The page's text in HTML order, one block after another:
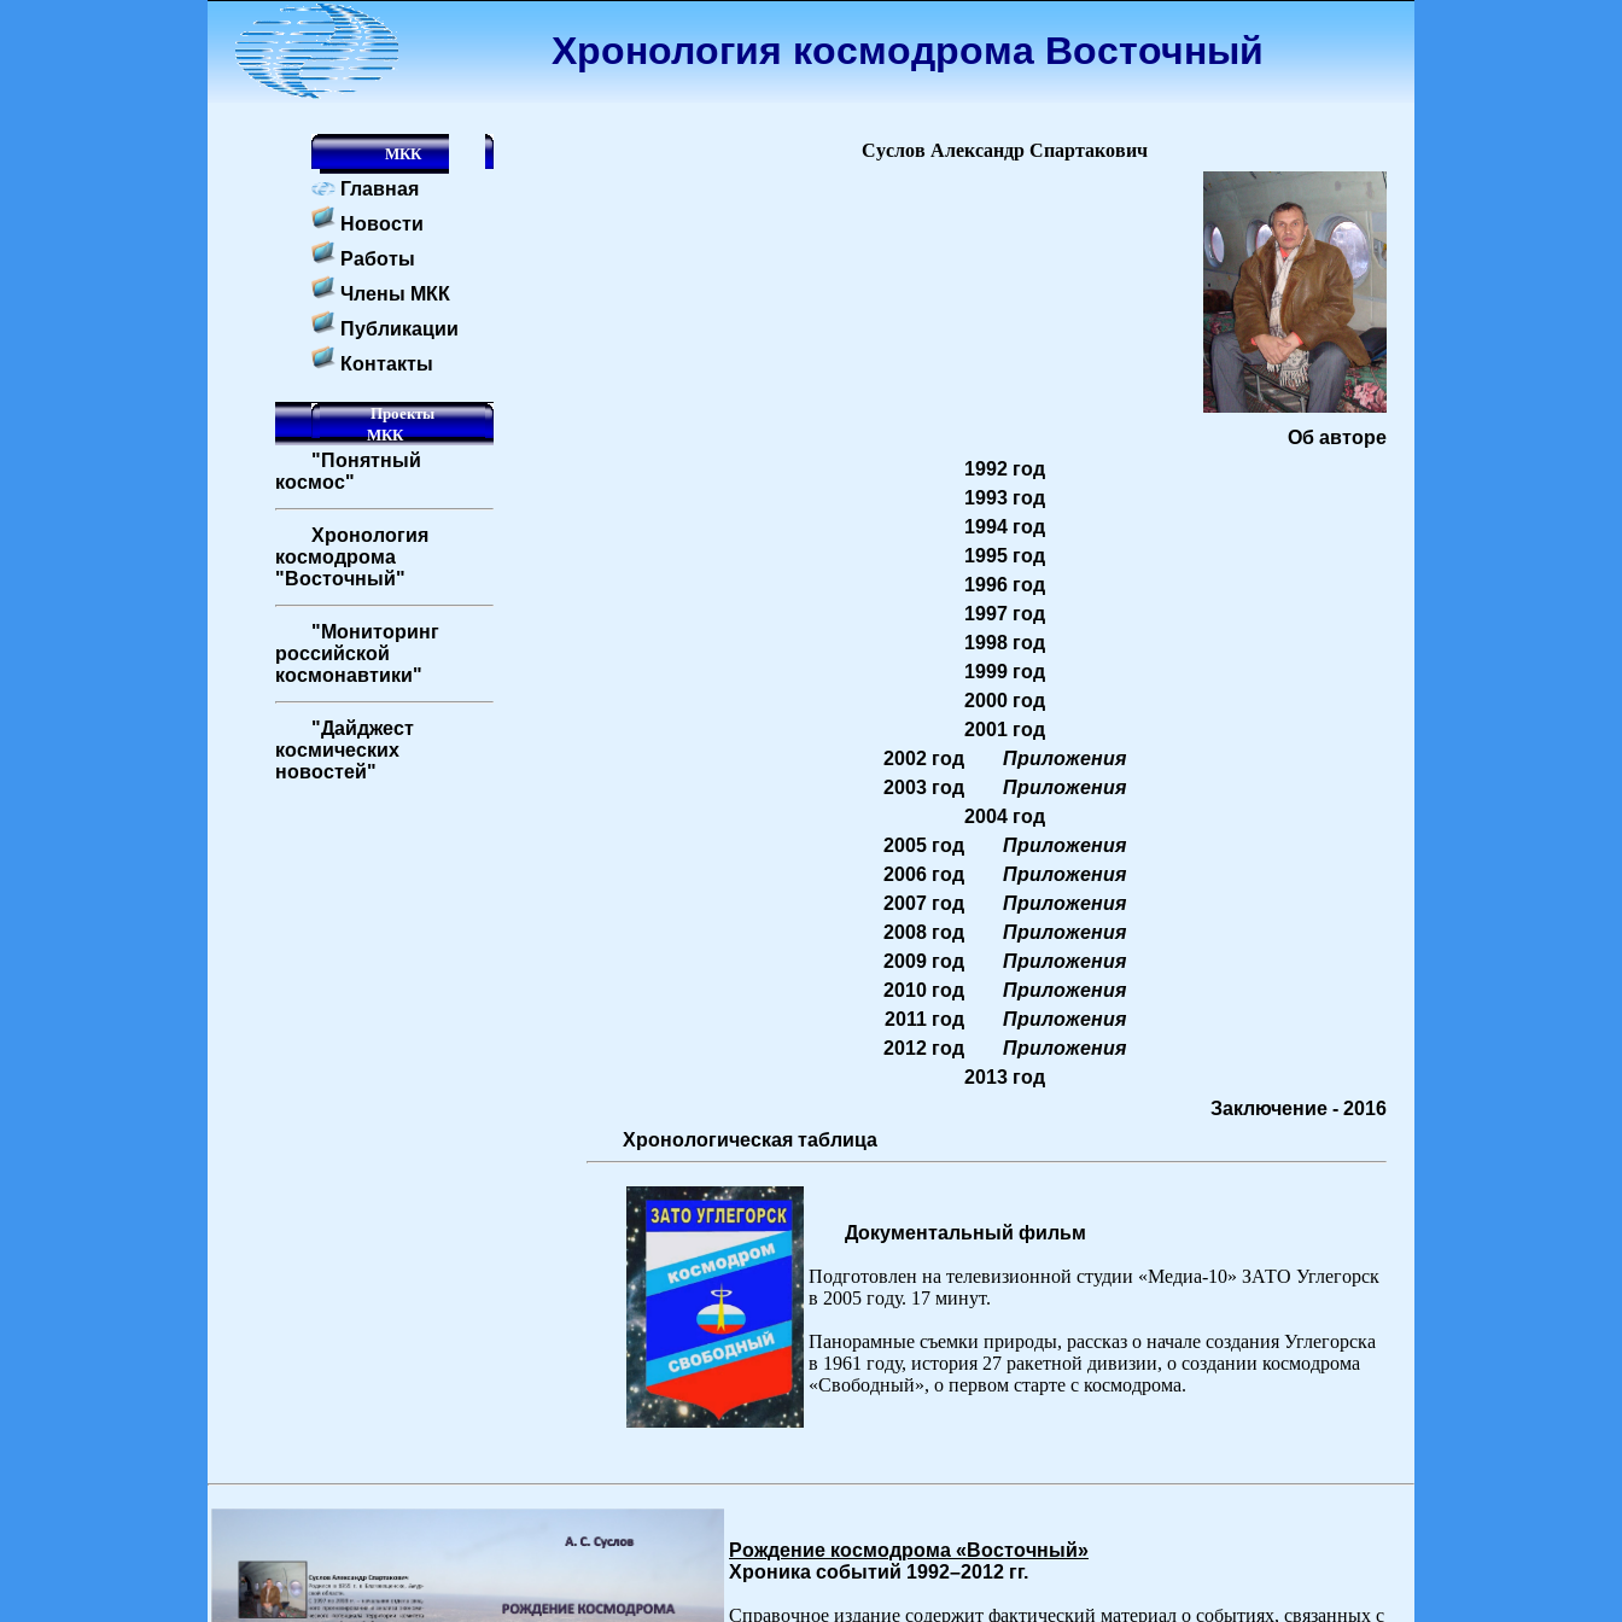
Хронология космодрома Восточный
МКК
Главная
Новости
Работы
Члены МКК
Публикации
Контакты
Проекты
МКК
"Понятный
космос"
Хронология
космодрома
"Восточный"
"Мониторинг
российской
космонавтики"
"Дайджест
космических
новостей"
Суслов Александр Спартакович
Об авторе
1992 год
1993 год
1994 год
1995 год
1996 год
1997 год
1998 год
1999 год
2000 год
2001 год
2002 год
Приложения
2003 год
Приложения
2004 год
2005 год
Приложения
2006 год
Приложения
2007 год
Приложения
2008 год
Приложения
2009 год
Приложения
2010 год
Приложения
2011 год
Приложения
2012 год
Приложения
2013 год
Заключение - 2016
Хронологическая таблица
Документальный фильм
Подготовлен на телевизионной студии «Медиа-10» ЗАТО Углегорск
в 2005 году. 17 минут.
Панорамные съемки природы, рассказ о начале создания Углегорска
в 1961 году, история 27 ракетной дивизии, о создании космодрома
«Свободный», о первом старте с космодрома.
Рождение космодрома «Восточный»
Хроника событий 1992–2012 гг.
Справочное издание содержит фактический материал о событиях, связанных с